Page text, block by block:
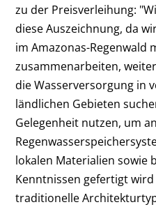
zu der Preisverleihung:
diese Auszeichnung, da
im Amazonas-Regenwald
zusammenarbeiten,
die Wasserversorgung in
ländlichen Gebieten
Gelegenheit nutzen, um
lokalen Materialien sowie
Kenntnissen gefertigt
traditionelle